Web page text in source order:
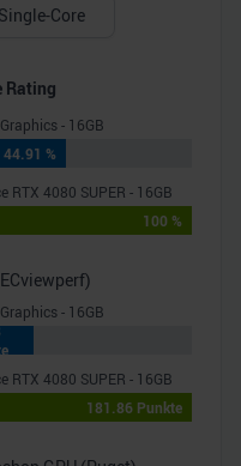
Single-Core
Rating
- 16GB
44.91 %
RTX 4080 SUPER - 16GB
100 %
- 16GB
RTX 4080 SUPER - 16GB
181.86 Punkte